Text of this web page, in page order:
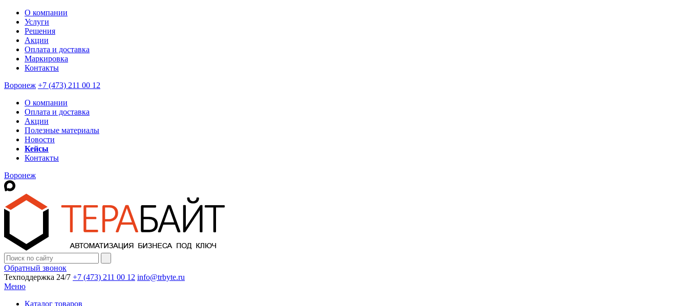
О компании
Услуги
Решения
Акции
Оплата и доставка
Маркировка
Контакты
Воронеж +7 (473) 211 00 12
О компании
Оплата и доставка
Акции
Полезные материалы
Новости
Кейсы
Контакты
Воронеж
Обратный звонок
Техподдержка 24/7 +7 (473) 211 00 12 info@trbyte.ru
Меню
Каталог товаров